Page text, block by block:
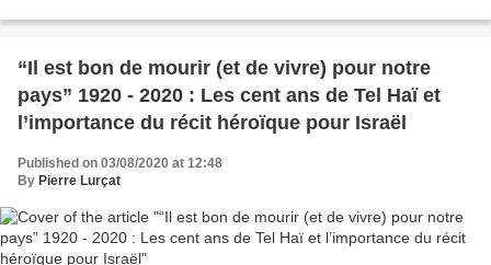
“Il est bon de mourir (et de vivre) pour notre
pays” 1920 - 2020 : Les cent ans de Tel Haï et
l’importance du récit héroïque pour Israël
Published on 03/08/2020 at 12:48
By Pierre Lurçat